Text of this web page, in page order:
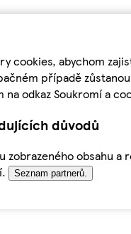
cookies, abychom
případě
na odkaz Soukromí a
důvodů
obsahu
Seznam partnerů.